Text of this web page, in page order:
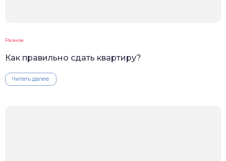
Разное
Как правильно сдать квартиру?
Читать далее